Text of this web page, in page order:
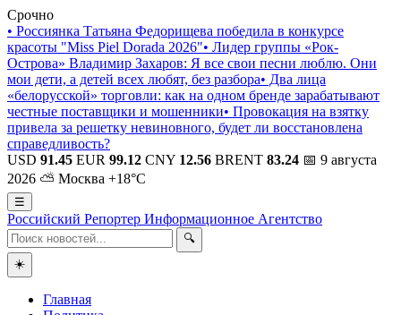
Срочно
• Россиянка Татьяна Федорищева победила в конкурсе
красоты "Miss Piel Dorada 2026"• Лидер группы «Рок-
Острова» Владимир Захаров: Я все свои песни люблю. Они
мои дети, а детей всех любят, без разбора• Два лица
«белорусской» торговли: как на одном бренде зарабатывают
честные поставщики и мошенники• Провокация на взятку
привела за решетку невиновного, будет ли восстановлена
справедливость?
USD 91.45 EUR 99.12 CNY 12.56 BRENT 83.24 📅 9 августа
2026 ⛅ Москва +18°C
☰
Российский Репортер Информационное Агентство
🔍
☀️
Главная